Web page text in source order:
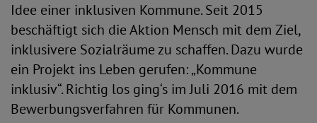
Idee einer inklusiven Kommune. Seit 2015
beschäftigt sich die Aktion Mensch mit dem Ziel,
inklusivere Sozialräume zu schaffen. Dazu wurde
ein Projekt ins Leben gerufen: „Kommune
inklusiv“. Richtig los ging‘s im Juli 2016 mit dem
Bewerbungsverfahren für Kommunen.